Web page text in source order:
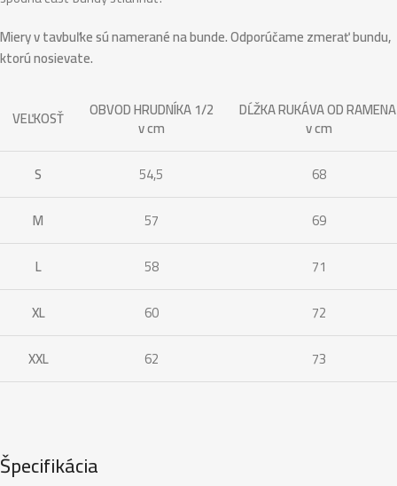
Miery v tavbuľke sú namerané na bunde. Odporúčame zmerať bundu,
ktorú nosievate.
VEĽKOSŤ OBVOD HRUDNÍKA 1/2
v cm
DĹŽKA RUKÁVA OD
v cm
S
54,5
68
M
57
69
L
58
71
XL
60
72
XXL
62 73
Špecifikácia